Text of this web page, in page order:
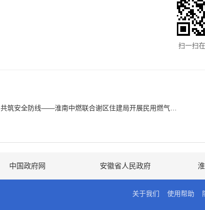
扫一扫
共筑安全防线——淮南中燃联合谢区住建局开展民用燃气安全宣传、检查活动
中国政府网 安徽省人民政府
关于我们 使用帮助